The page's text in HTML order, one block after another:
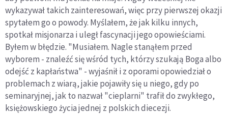
wykazywał takich zainteresowań, więc przy pierwszej okazji
spytałem go o powody. Myślałem, że jak kilku innych,
spotkał misjonarza i uległ fascynacji jego opowieściami.
Byłem w błędzie. "Musiałem. Nagle stanąłem przed
wyborem - znaleźć się wśród tych, którzy szukają Boga albo
odejść z kapłaństwa" - wyjaśnił i z oporami opowiedział o
problemach z wiarą, jakie pojawiły się u niego, gdy po
seminaryjnej, jak to nazwał "cieplarni" trafił do zwykłego,
księżowskiego życia jednej z polskich diecezji.